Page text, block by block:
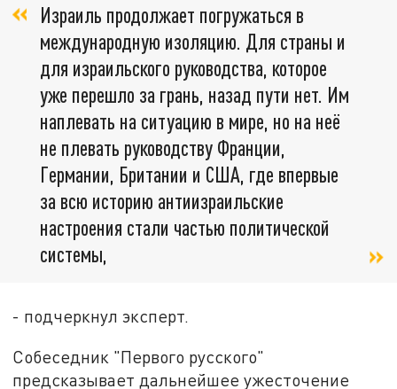
Израиль продолжает погружаться в
международную изоляцию. Для страны и
для израильского руководства, которое
уже перешло за грань, назад пути нет. Им
наплевать на ситуацию в мире, но на неё
не плевать руководству Франции,
Германии, Британии и США, где впервые
за всю историю антиизраильские
настроения стали частью политической
системы,
- подчеркнул эксперт.
Собеседник "Первого русского"
предсказывает дальнейшее ужесточение